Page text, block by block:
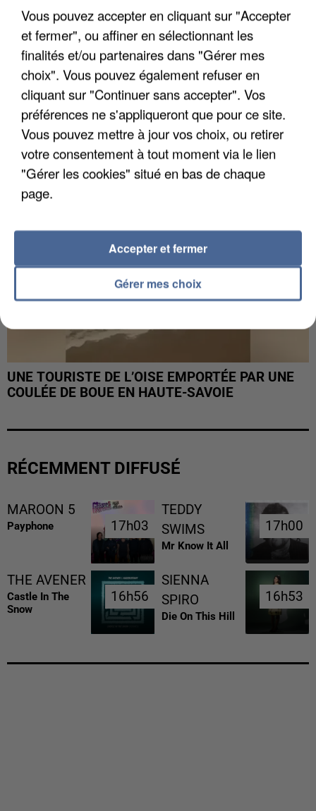
UN SECOND CADRE DE LA DZ MAFIA
INTERPELLÉ EN ALGÉRIE
UNE TOURISTE DE L’OISE EMPORTÉE PAR UNE
COULÉE DE BOUE EN HAUTE-SAVOIE
RÉCEMMENT DIFFUSÉ
MAROON 5
Payphone 17h03
17h03
TEDDY
SWIMS
Mr Know It All
17h00
17h00
THE AVENER
Castle In The
Snow
16h56
16h56
SIENNA
SPIRO
Die On This Hill
16h53
16h53
Vous pouvez accepter en cliquant sur "Accepter
et fermer", ou affiner en sélectionnant les
finalités et/ou partenaires dans "Gérer mes
choix". Vous pouvez également refuser en
cliquant sur "Continuer sans accepter". Vos
préférences ne s'appliqueront que pour ce site.
Vous pouvez mettre à jour vos choix, ou retirer
votre consentement à tout moment via le lien
"Gérer les cookies" situé en bas de chaque
page.
Gérer mes choix
Accepter et fermer